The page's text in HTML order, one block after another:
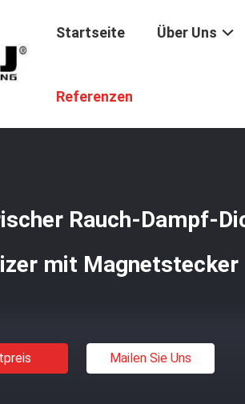
Startseite Über Uns
Referenzen
Rauch-Dampf-
mit Magnetstecker
Mailen Sie Uns